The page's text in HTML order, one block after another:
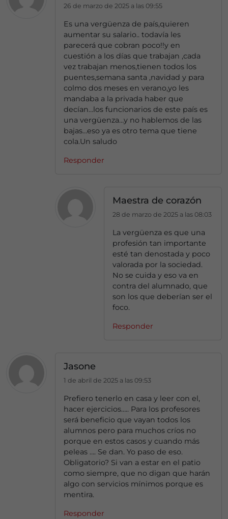
26 de marzo de 2025 a las 09:55
Es una vergüenza de país,quieren
aumentar su salario.. todavía les
parecerá que cobran poco!!y en
cuestión a los días que trabajan ,cada
vez trabajan menos,tienen todos los
puentes,semana santa ,navidad y para
colmo dos meses en verano,yo les
mandaba a la privada haber que
decían…los funcionarios de este país es
una vergüenza…y no hablemos de las
bajas…eso ya es otro tema que tiene
cola.Un saludo
Responder
Maestra de corazón
28 de marzo de 2025 a las 08:03
La vergüenza es que una
profesión tan importante
esté tan denostada y poco
valorada por la sociedad.
No se cuida y eso va en
contra del alumnado, que
son los que deberían ser el
foco.
Responder
Jasone
1 de abril de 2025 a las 09:53
Prefiero tenerlo en casa y leer con el,
hacer ejercicios….. Para los profesores
será beneficio que vayan todos los
alumnos pero para muchos críos no
porque en estos casos y cuando más
peleas …. Se dan. Yo paso de eso.
Obligatorio? Si van a estar en el patio
como siempre, que no digan que harán
algo con servicios mínimos porque es
mentira.
Responder